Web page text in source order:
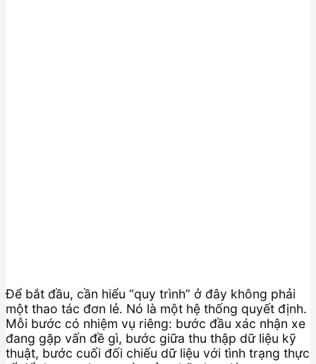
Để bắt đầu, cần hiểu “quy trình” ở đây không phải
một thao tác đơn lẻ. Nó là một hệ thống quyết định.
Mỗi bước có nhiệm vụ riêng: bước đầu xác nhận xe
đang gặp vấn đề gì, bước giữa thu thập dữ liệu kỹ
thuật, bước cuối đối chiếu dữ liệu với tình trạng thực